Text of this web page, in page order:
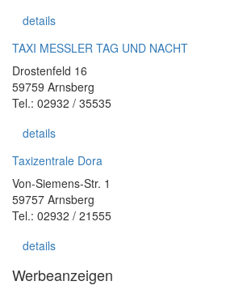
details
TAXI MESSLER TAG UND NACHT
Drostenfeld 16
59759 Arnsberg
Tel.: 02932 / 35535
details
Taxizentrale Dora
Von-Siemens-Str. 1
59757 Arnsberg
Tel.: 02932 / 21555
details
Werbeanzeigen